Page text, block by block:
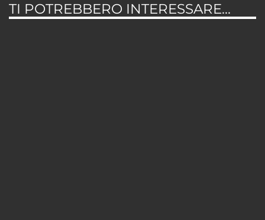
TI POTREBBERO INTERESSARE...